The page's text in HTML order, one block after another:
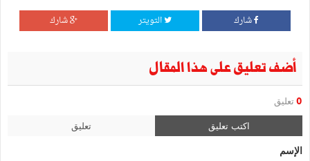
شارك التويتر شارك
أضف تعليق على هذا المقال
0 تعليق
اكتب تعليق تعليق
الإسم